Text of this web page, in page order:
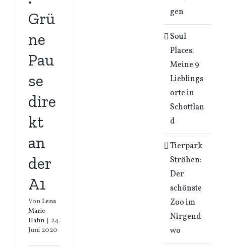
Grü
ne
Pau
se
dire
kt
an
der
A1
VonLena
Marie
Hahn | 24.
Juni 2020
gen
Soul
Places:
Meine 9
Lieblings
orte in
Schottlan
d
Tierpark
Ströhen:
Der
schönste
Zoo im
Nirgend
wo